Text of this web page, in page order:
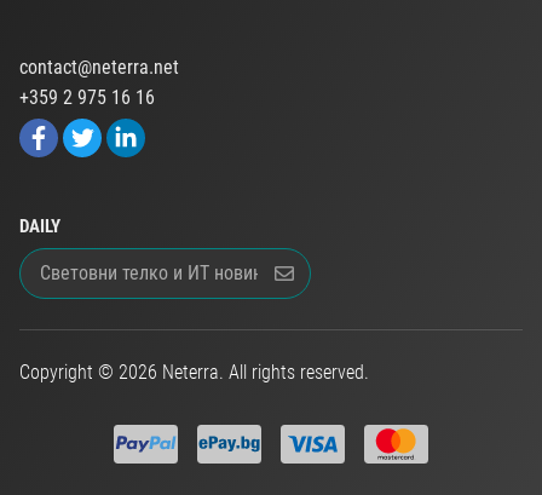
contact@neterra.net
+359 2 975 16 16
DAILY
Copyright © 2026 Neterra. All rights reserved.